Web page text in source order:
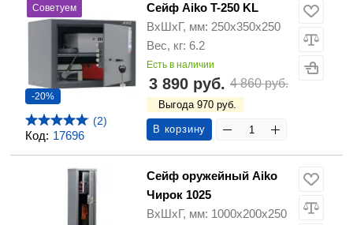
Код: 17696
Советуем
-20%
(2)
Сейф Aiko T-250 KL
ВхШхГ, мм: 250х350х250
Вес, кг: 6.2
Есть в наличии
3 890 руб. 4 860 руб.
Выгода 970 руб.
В корзину
Сейф оружейный Aiko
Чирок 1025
ВхШхГ, мм: 1000х200х250